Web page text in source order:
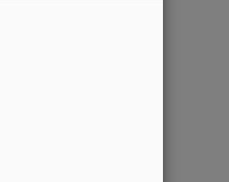
Baiersdorf